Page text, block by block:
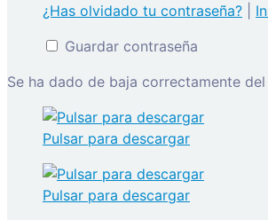
¿Has olvidado tu contraseña?
Guardar contraseña
Se ha dado de baja correctamente
Pulsar para descargar
Pulsar para descargar